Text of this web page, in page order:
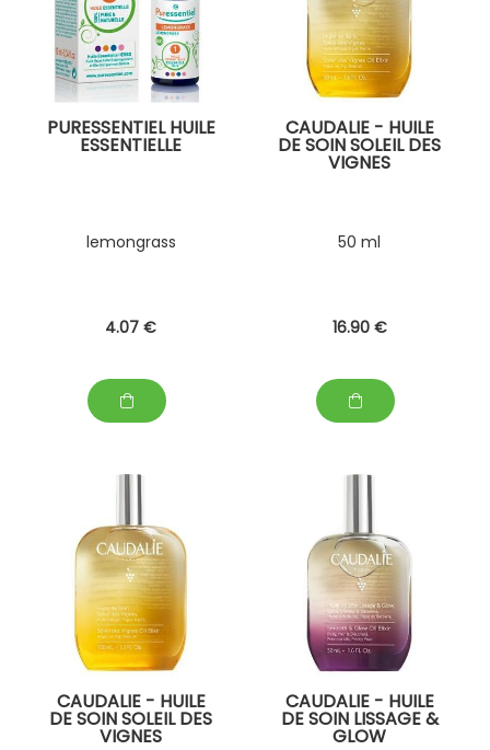
PURESSENTIEL HUILE
ESSENTIELLE
lemongrass
4.07 €
CAUDALIE - HUILE
DE SOIN SOLEIL DES
VIGNES
50 ml
16.90 €
CAUDALIE - HUILE
DE SOIN SOLEIL DES
VIGNES
CAUDALIE - HUILE
DE SOIN LISSAGE &
GLOW